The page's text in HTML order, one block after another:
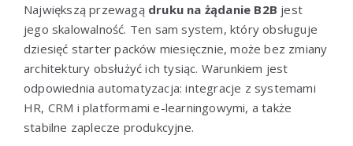
Największą przewagą druku na żądanie B2B jest
jego skalowalność. Ten sam system, który obsługuje
dziesięć starter packów miesięcznie, może bez zmiany
architektury obsłużyć ich tysiąc. Warunkiem jest
odpowiednia automatyzacja: integracje z systemami
HR, CRM i platformami e-learningowymi, a także
stabilne zaplecze produkcyjne.